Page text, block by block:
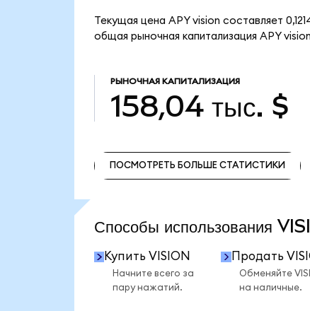
Текущая цена APY vision составляет
общая рыночная капитализация APY
РЫНОЧНАЯ КАПИТАЛИЗАЦИЯ
158,04 тыс. $
ПОСМОТРЕТЬ БОЛЬШЕ СТАТИСТИКИ
Способы использования
Купить VISION
Начните всего за
пару нажатий.
Продать
Обменяйте
на наличные.